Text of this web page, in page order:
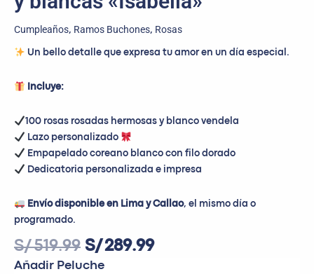
Cumpleaños, Ramos Buchones, Rosas
Un bello detalle que expresa tu amor en un día especial.
Incluye:
100 rosas rosadas hermosas y blanco vendela
Lazo personalizado
Empapelado coreano blanco con filo dorado
Dedicatoria personalizada e impresa
Envío disponible en Lima y Callao, el mismo día o
programado.
S/519.99 S/289.99
Añadir Peluche